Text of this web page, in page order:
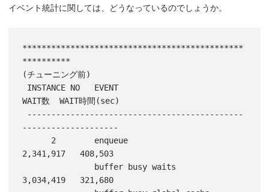
イベント統計に関しては、どうなっているのでしょうか。
**********************************************
**********
(チューニング前)
WAIT数  WAIT時間(sec)
--------------------
2,341,917   408,503
3,034,419   321,680